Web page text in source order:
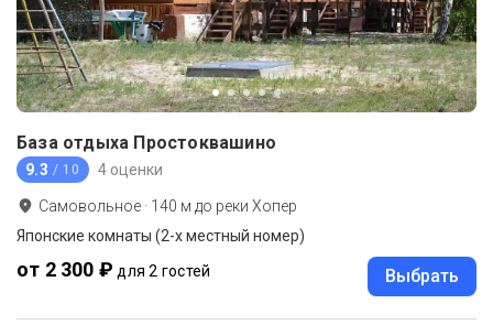
База отдыха Простоквашино
9.3 / 10 4 оценки
Самовольное · 140 м до реки Хопер
Японские комнаты (2-х местный номер)
от 2 300 ₽ для 2 гостей Выбрать